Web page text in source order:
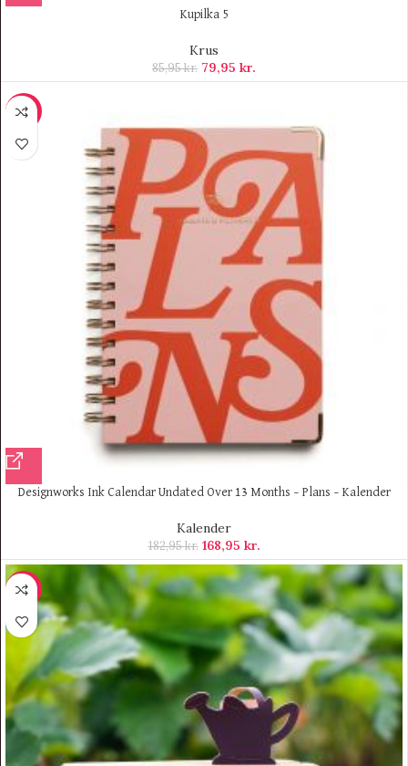
Kupilka 5
Krus
85,95kr. 79,95 kr.
-8%
Designworks Ink Calendar Undated Over 13 Months – Plans – Kalender
Kalender
182,95kr. 168,95 kr.
-12%